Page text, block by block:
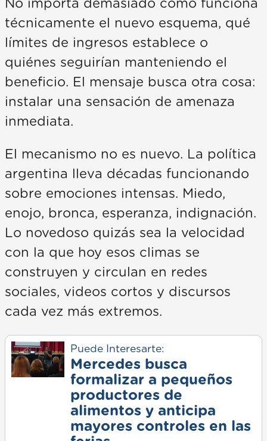
No importa demasiado cómo funciona
técnicamente el nuevo esquema, qué
límites de ingresos establece o
quiénes seguirían manteniendo el
beneficio. El mensaje busca otra cosa:
instalar una sensación de amenaza
inmediata.
El mecanismo no es nuevo. La política
argentina lleva décadas funcionando
sobre emociones intensas. Miedo,
enojo, bronca, esperanza, indignación.
Lo novedoso quizás sea la velocidad
con la que hoy esos climas se
construyen y circulan en redes
sociales, videos cortos y discursos
cada vez más extremos.
Puede Interesarte:
Mercedes busca
formalizar a pequeños
productores de
alimentos y anticipa
mayores controles en las